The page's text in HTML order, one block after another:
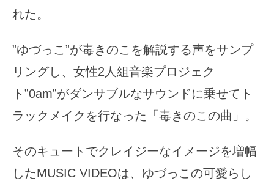
れた。
”ゆづっこ”が毒きのこを解説する声をサンプ
リングし、女性2人組音楽プロジェク
ト”0am”がダンサブルなサウンドに乗せてト
ラックメイクを行なった「毒きのこの曲」。
そのキュートでクレイジーなイメージを増幅
したMUSIC VIDEOは、ゆづっこの可愛らし